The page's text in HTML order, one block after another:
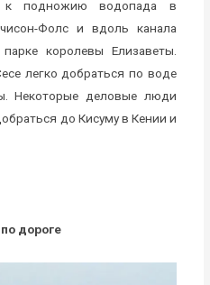
к подножию водопада в
Фолс и вдоль канала
королевы Елизаветы.
легко добраться по воде
Некоторые деловые люди
до Кисуму в Кении и
дороге